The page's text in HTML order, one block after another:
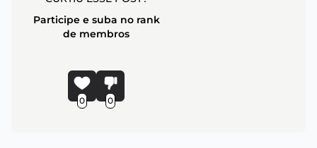
Participe e suba no rank
de membros
0 0